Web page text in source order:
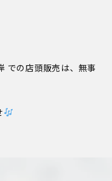
での店頭販売は、無事